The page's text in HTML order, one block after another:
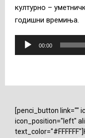
културно –
годишни времиња.
л
е
00:00
[penci_button link=""
icon_position="left"